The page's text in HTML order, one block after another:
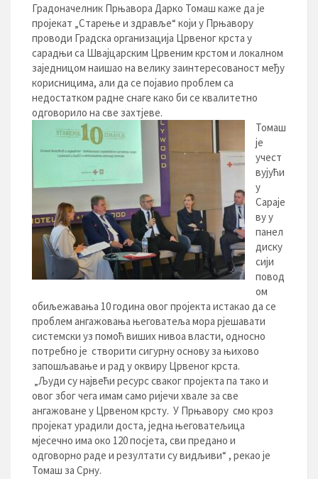
Градоначелник Прњавора Дарко Томаш каже да је
пројекат „Старење и здравље“ који у Прњавору
проводи Градска организација Црвеног крста у
сарадњи са Швајцарским Црвеним крстом и локалном
заједницом наишао на велику заинтересованост међу
корисницима, али да се појавио проблем са
недостатком радне снаге како би се квалитетно
одговорило на све захтјеве.
Томаш
је
учест
вујући
у
Сараје
ву у
панел
диску
сији
повод
ом
обиљежавања 10 година овог пројекта истакао да се
проблем ангажовања његоватеља мора рјешавати
системски уз помоћ виших нивоа власти, односно
потребно је створити сигурну основу за њихово
запошљавање и рад у оквиру Црвеног крста.
„Људи су највећи ресурс сваког пројекта па тако и
овог због чега имам само ријечи хвале за све
ангажоване у Црвеном крсту. У Прњавору смо кроз
пројекат урадили доста, једна његоватељица
мјесечно има око 120 посјета, сви предано и
одговорно раде и резултати су видљиви“ , рекао је
Томаш за Срну.